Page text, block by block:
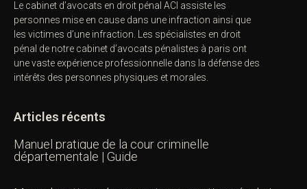
Le cabinet d’avocats en droit pénal ACI assiste les
personnes mise en cause dans une infraction ainsi que
les victimes d’une infraction. Les spécialistes en droit
pénal de notre cabinet d’avocats pénalistes à paris ont
une vaste expérience professionnelle dans la défense des
intérêts des personnes physiques et morales.
Articles récents
Manuel pratique de la cour criminelle
départementale | Guide